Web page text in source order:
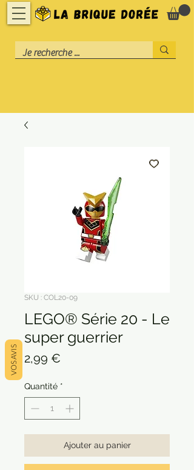
SKU : COL20-09
LEGO® Série 20 - Le
super guerrier
2,99 €
Quantité *
Ajouter au panier
VOS AVIS